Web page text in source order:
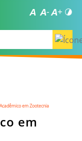
em Zootecnia
em